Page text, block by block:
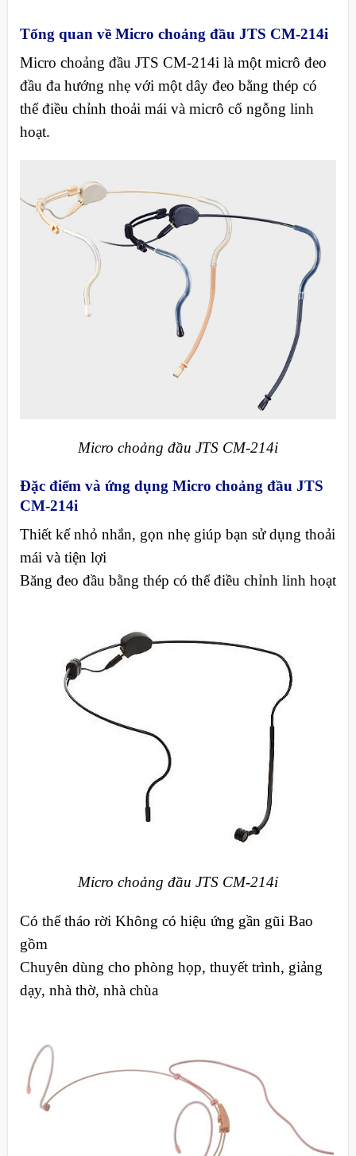
Tổng quan về Micro choảng đầu JTS CM-214i
Micro choảng đầu JTS CM-214i là một micrô đeo
đầu đa hướng nhẹ với một dây đeo bằng thép có
thể điều chỉnh thoải mái và micrô cổ ngỗng linh
hoạt.
Micro choảng đầu JTS CM-214i
Đặc điểm và ứng dụng Micro choảng đầu JTS
CM-214i
Thiết kế nhỏ nhắn, gọn nhẹ giúp bạn sử dụng thoải
mái và tiện lợi
Băng đeo đầu bằng thép có thể điều chỉnh linh hoạt
Micro choảng đầu JTS CM-214i
Có thể tháo rời Không có hiệu ứng gần gũi Bao
gồm
Chuyên dùng cho phòng họp, thuyết trình, giảng
dạy, nhà thờ, nhà chùa